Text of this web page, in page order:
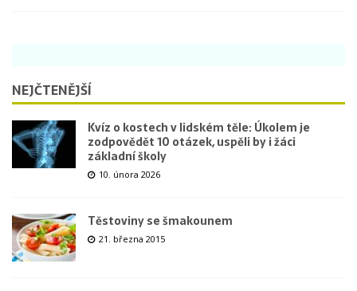
NEJČTENĚJŠÍ
Kvíz o kostech v lidském těle: Úkolem je
zodpovědět 10 otázek, uspěli by i žáci
základní školy
10. února 2026
Těstoviny se šmakounem
21. března 2015